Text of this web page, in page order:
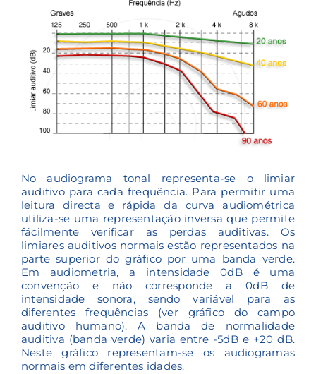
No audiograma tonal representa-se o limiar
auditivo para cada frequência. Para permitir uma
leitura directa e rápida da curva audiométrica
utiliza-se uma representação inversa que permite
fácilmente verificar as perdas auditivas. Os
limiares auditivos normais estão representados na
parte superior do gráfico por uma banda verde.
Em audiometria, a intensidade 0dB é uma
convenção e não corresponde a 0dB de
intensidade sonora, sendo variável para as
diferentes frequências (ver gráfico do campo
auditivo humano). A banda de normalidade
auditiva (banda verde) varia entre -5dB e +20 dB.
Neste gráfico representam-se os audiogramas
normais em diferentes idades.